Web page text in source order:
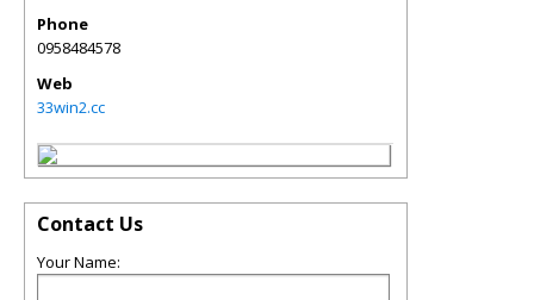
Phone
0958484578
Web
33win2.cc
Contact Us
Your Name: